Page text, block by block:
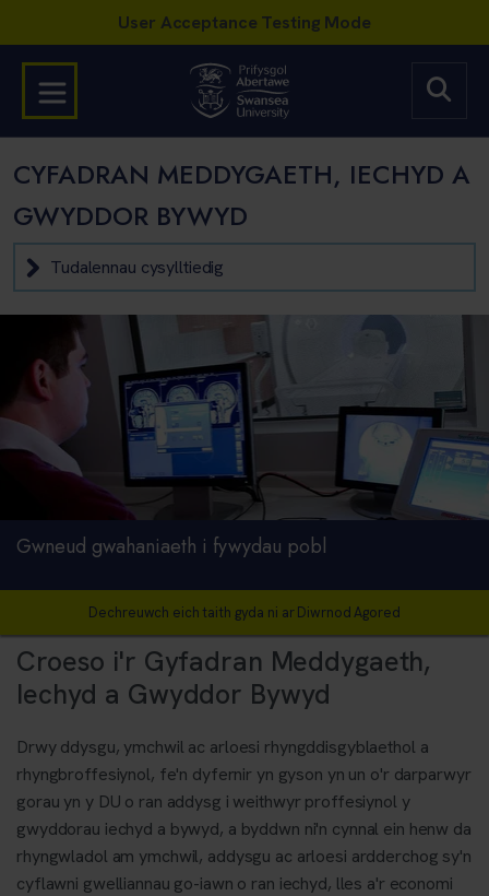
CYFADRAN MEDDYGAETH, IECHYD A
GWYDDOR BYWYD
Tudalennau cysylltiedig
Gwneud gwahaniaeth i fywydau pobl
Dechreuwch eich taith gyda ni ar Diwrnod Agored
Croeso i'r Gyfadran Meddygaeth,
Iechyd a Gwyddor Bywyd
Drwy ddysgu, ymchwil ac arloesi rhyngddisgyblaethol a
rhyngbroffesiynol, fe'n dyfernir yn gyson yn un o'r darparwyr
gorau yn y DU o ran addysg i weithwyr proffesiynol y
gwyddorau iechyd a bywyd, a byddwn ni'n cynnal ein henw da
rhyngwladol am ymchwil, addysgu ac arloesi ardderchog sy'n
cyflawni gwelliannau go-iawn o ran iechyd, lles a'r economi